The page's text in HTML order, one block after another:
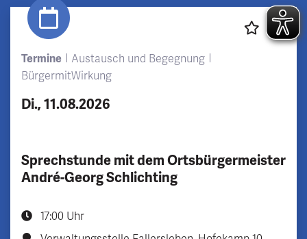
Termine
Austausch und Begegnung
BürgermitWirkung
Di., 11.08.2026
Sprechstunde mit dem Ortsbürgermeister
André-Georg Schlichting
17:00 Uhr